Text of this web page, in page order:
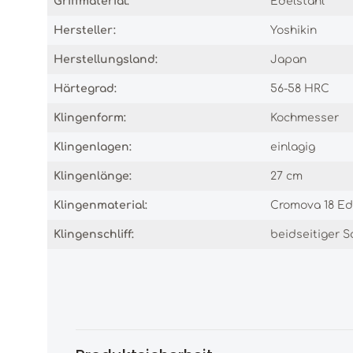
Hersteller: Yoshikin
Herstellungsland: Japan
Härtegrad: 56-58 HRC
Klingenform: Kochmesser
Klingenlagen: einlagig
Klingenlänge: 27 cm
Klingenmaterial: Cromova 18
Klingenschliff: beidseitiger